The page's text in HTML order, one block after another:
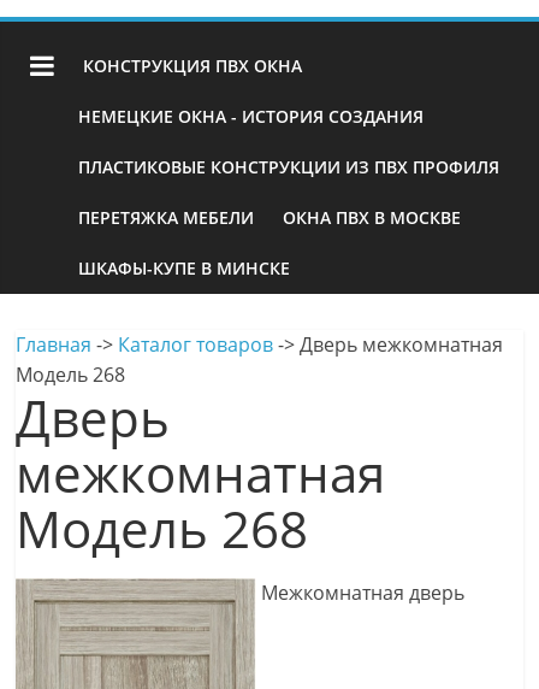
КОНСТРУКЦИЯ ПВХ ОКНА
НЕМЕЦКИЕ ОКНА - ИСТОРИЯ СОЗДАНИЯ
ПЛАСТИКОВЫЕ КОНСТРУКЦИИ ИЗ ПВХ ПРОФИЛЯ
ПЕРЕТЯЖКА МЕБЕЛИ ОКНА ПВХ В МОСКВЕ
ШКАФЫ-КУПЕ В МИНСКЕ
Главная -> Каталог товаров->Дверь межкомнатная
Модель 268
Дверь
межкомнатная
Модель 268
Межкомнатная дверь